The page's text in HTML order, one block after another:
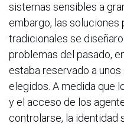
sistemas sensibles a
embargo, las soluciones
tradicionales se
problemas del pasado,
estaba reservado a
elegidos. A medida que
y el acceso de los
controlarse, la identidad